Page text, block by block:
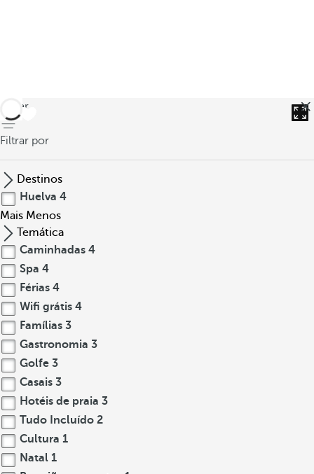
voltar
Filtrar por
Destinos
Huelva 4
Mais Menos
Temática
Caminhadas 4
Spa 4
Férias 4
Wifi grátis 4
Famílias 3
Gastronomia 3
Golfe 3
Casais 3
Hotéis de praia 3
Tudo Incluído 2
Cultura 1
Natal 1